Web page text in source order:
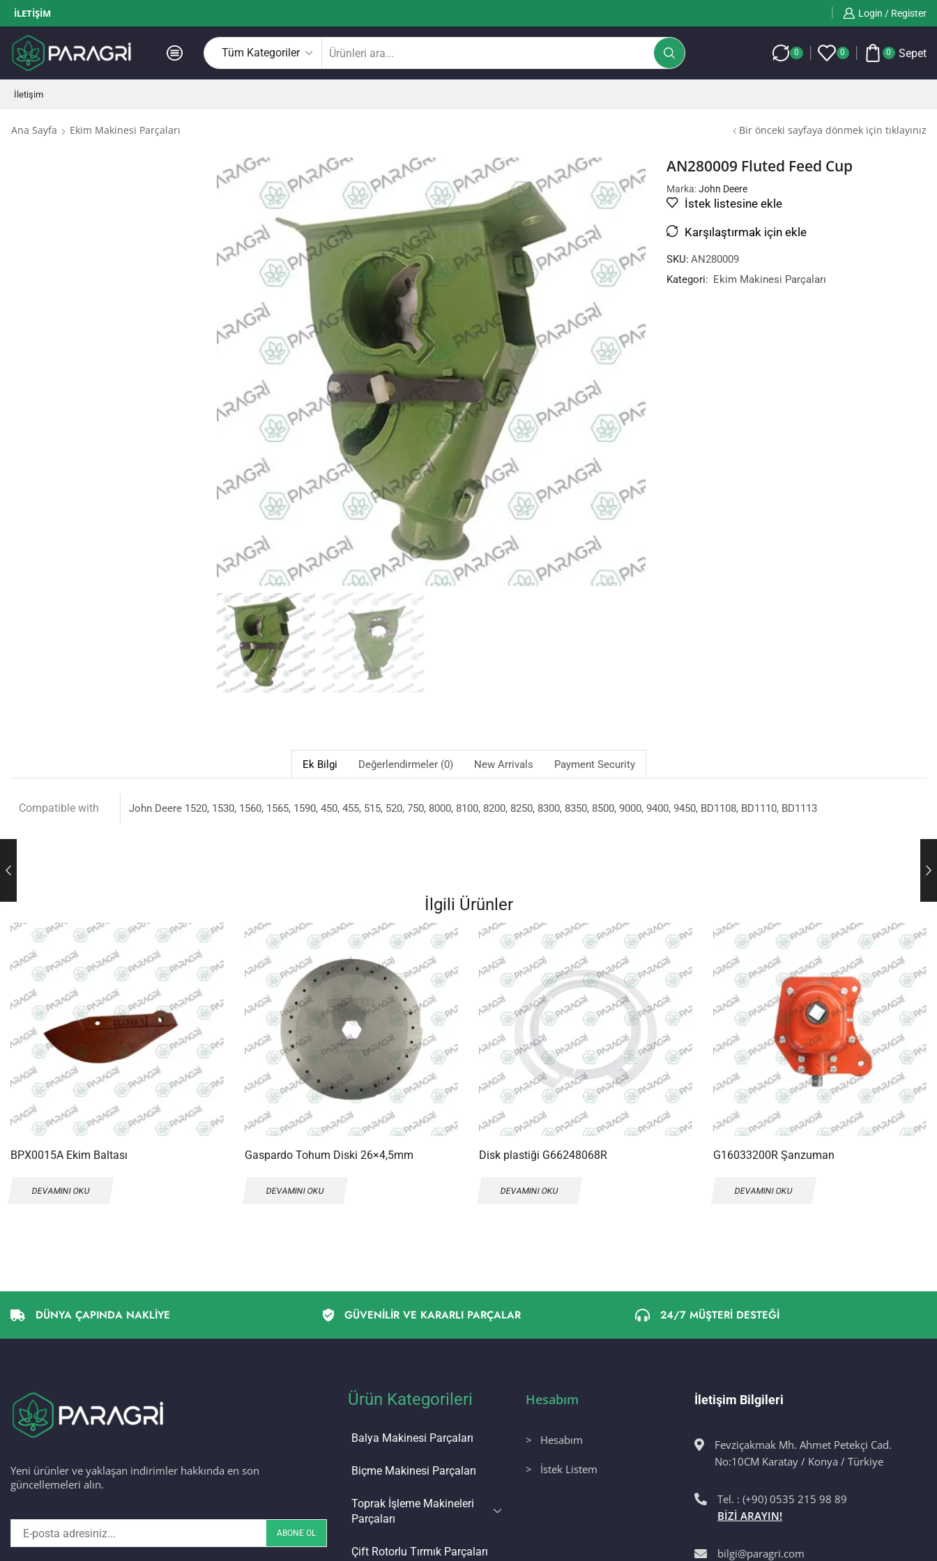
İLETIŞIM Login / Register
0 0 0 Sepet
İletişim
Ana Sayfa Ekim Makinesi Parçaları Bir önceki sayfaya dönmek için tıklayınız
AN280009 Fluted Feed Cup
Marka:John Deere
İstek listesine ekle
Karşılaştırmak için ekle
SKU: AN280009
Kategori: Ekim Makinesi Parçaları
Ek Bilgi Değerlendirmeler (0) New Arrivals Payment Security
Compatible with John Deere 1520, 1530, 1560, 1565, 1590, 450, 455, 515, 520, 750, 8000, 8100, 8200, 8250, 8300, 8350, 8500, 9000, 9400, 9450, BD1108, BD1110, BD1113
İlgili Ürünler
BPX0015A Ekim Baltası
DEVAMINI OKU
Gaspardo Tohum Diski 26×4,5mm
DEVAMINI OKU
Disk plastiği G66248068R
DEVAMINI OKU
G16033200R Şanzuman
DEVAMINI OKU
DÜNYA ÇAPINDA NAKLİYE GÜVENİLİR VE KARARLI PARÇALAR 24/7 MÜŞTERİ DESTEĞİ
Yeni ürünler ve yaklaşan indirimler hakkında en son
güncellemeleri alın.
Ürün Kategorileri
Balya Makinesi Parçaları
Biçme Makinesi Parçaları
Toprak İşleme Makineleri
Parçaları
Çift Rotorlu Tırmık Parçaları
Hesabım
> Hesabım
> İstek Listem
İletişim Bilgileri
Fevziçakmak Mh. Ahmet Petekçi Cad.
No:10CM Karatay / Konya / Türkiye
Tel. : (+90) 0535 215 98 89
BİZİ ARAYIN!
bilgi@paragri.com